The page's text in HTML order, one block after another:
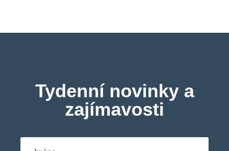
Tydenní novinky a
zajímavosti